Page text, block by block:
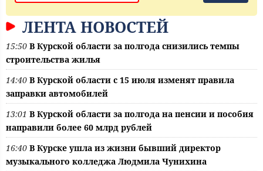
ЛЕНТА НОВОСТЕЙ
15:50 В Курской области за полгода снизились темпы
строительства жилья
14:40 В Курской области с 15 июля изменят правила
заправки автомобилей
13:01 В Курской области за полгода на пенсии и пособия
направили более 60 млрд рублей
16:40 В Курске ушла из жизни бывший директор
музыкального колледжа Людмила Чунихина